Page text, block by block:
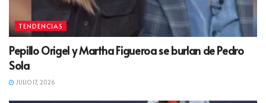
TENDENCIAS
Pepillo Origel y Martha Figueroa se burlan de Pedro
Sola
JULIO 17, 2026